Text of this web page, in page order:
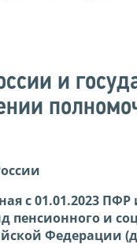
и
с 01.01.2023
пенсионного и
Федерации